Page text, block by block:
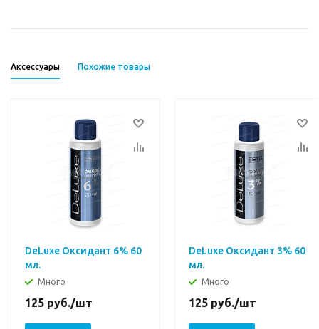
Аксессуары Похожие товары
DeLuxe Оксидант 6% 60
мл.
Много
125 руб./шт
DeLuxe Оксидант 3% 60
мл.
Много
125 руб./шт